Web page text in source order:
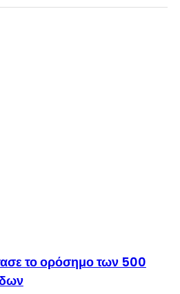
το ορόσημο των 500